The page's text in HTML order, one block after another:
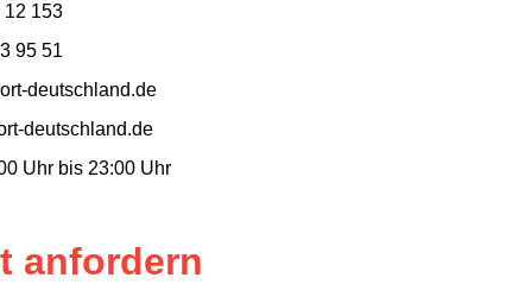
12 153
95 51
deutschland.de
deutschland.de
Uhr bis 23:00 Uhr
anfordern